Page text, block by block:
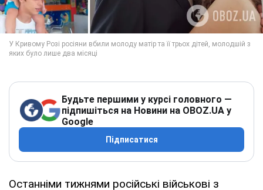
Будьте першими у курсі головного —
підпишіться на Новини на OBOZ.UA у
Google
Підписатися
Останніми тижнями російські військові з